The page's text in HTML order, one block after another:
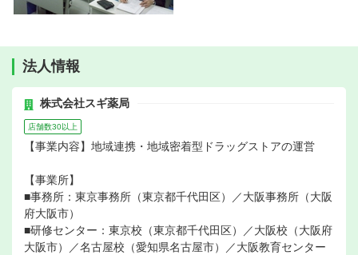
法人情報
株式会社スギ薬局
店舗数30以上
【事業内容】地域連携・地域密着型ドラッグストアの運営
【事業所】
■事務所：東京事務所（東京都千代田区）／大阪事務所（大阪
府大阪市）
■研修センター：東京校（東京都千代田区）／大阪校（大阪府
大阪市）／名古屋校（愛知県名古屋市）／大阪教育センター